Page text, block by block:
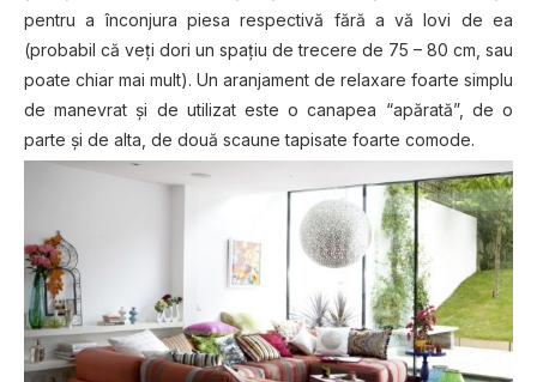
pentru a înconjura piesa respectivă fără a vă lovi de ea
(probabil că veţi dori un spaţiu de trecere de 75 – 80 cm, sau
poate chiar mai mult). Un aranjament de relaxare foarte simplu
de manevrat și de utilizat este o canapea “apărată”, de o
parte şi de alta, de două scaune tapisate foarte comode.